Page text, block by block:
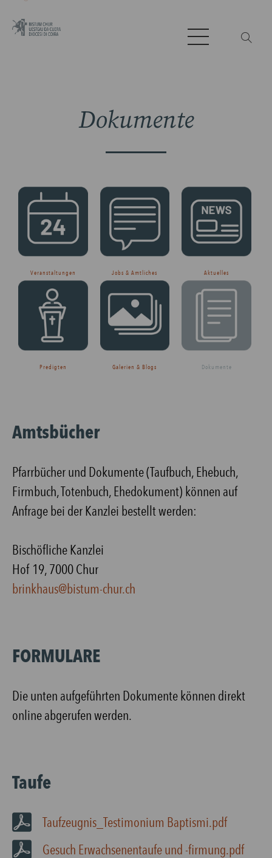
Dokumente
Veranstaltungen Jobs & Amtliches Aktuelles
Predigten Galerien & Blogs Dokumente
Amtsbücher
Pfarrbücher und Dokumente (Taufbuch, Ehebuch,
Firmbuch, Totenbuch, Ehedokument) können auf
Anfrage bei der Kanzlei bestellt werden:
Bischöfliche Kanzlei
Hof 19, 7000 Chur
brinkhaus@bistum-chur.ch
FORMULARE
Die unten aufgeführten Dokumente können direkt
online abgerufen werden.
Taufe
Taufzeugnis_Testimonium Baptismi.pdf
Gesuch Erwachsenentaufe und -firmung.pdf